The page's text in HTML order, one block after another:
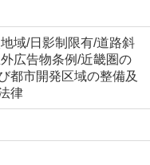
域/日影制限有/道路斜
広告物条例/近畿圏の
都市開発区域の整備及
律